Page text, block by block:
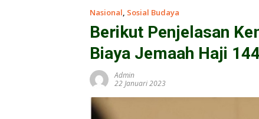
Nasional, Sosial Budaya
Berikut Penjelasan
Biaya Jemaah Haji
Admin
22 Januari 2023